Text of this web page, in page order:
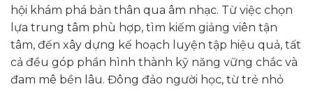
hội khám phá bản thân qua âm nhạc. Từ việc chọn
lựa trung tâm phù hợp, tìm kiếm giảng viên tận
tâm, đến xây dựng kế hoạch luyện tập hiệu quả, tất
cả đều góp phần hình thành kỹ năng vững chắc và
đam mê bền lâu. Đông đảo người học, từ trẻ nhỏ